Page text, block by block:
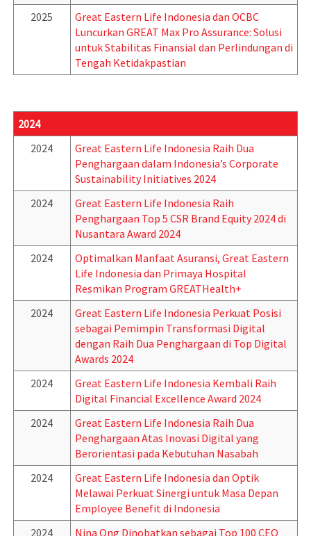
2025
Great Eastern Life Indonesia dan OCBC
Luncurkan GREAT Max Pro Assurance: Solusi
untuk Stabilitas Finansial dan Perlindungan di
Tengah Ketidakpastian
2024
2024
Great Eastern Life Indonesia Raih Dua
Penghargaan dalam Indonesia’s Corporate
Sustainability Initiatives 2024
2024
Great Eastern Life Indonesia Raih
Penghargaan Top 5 CSR Brand Equity 2024 di
Nusantara Award 2024
2024
Optimalkan Manfaat Asuransi, Great Eastern
Life Indonesia dan Primaya Hospital
Resmikan Program GREATHealth+
2024
Great Eastern Life Indonesia Perkuat Posisi
sebagai Pemimpin Transformasi Digital
dengan Raih Dua Penghargaan di Top Digital
Awards 2024
2024
Great Eastern Life Indonesia Kembali Raih
Digital Financial Excellence Award 2024
2024
Great Eastern Life Indonesia Raih Dua
Penghargaan Atas Inovasi Digital yang
Berorientasi pada Kebutuhan Nasabah
2024
Great Eastern Life Indonesia dan Optik
Melawai Perkuat Sinergi untuk Masa Depan
Employee Benefit di Indonesia
2024
Nina Ong Dinobatkan sebagai Top 100 CEO